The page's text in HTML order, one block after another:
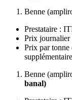
Benne
Prestataire :
Prix journalier
Prix par tonne
Benne
banal)